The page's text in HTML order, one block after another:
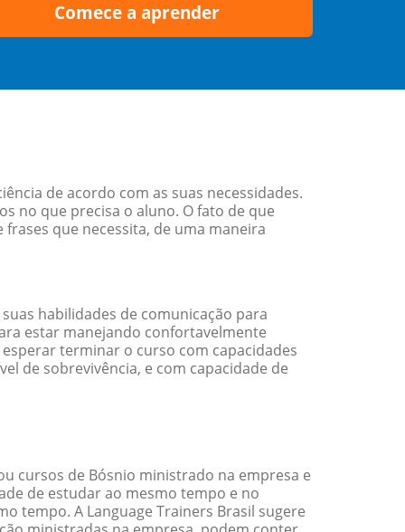
Comece a aprender
de acordo com as suas necessidades.
no que precisa o aluno. O fato de que
que necessita, de uma maneira
habilidades de comunicação para
estar manejando confortavelmente
terminar o curso com capacidades
de sobrevivência, e com capacidade de
cursos de Bósnio ministrado na empresa e
de estudar ao mesmo tempo e no
tempo. A Language Trainers Brasil sugere